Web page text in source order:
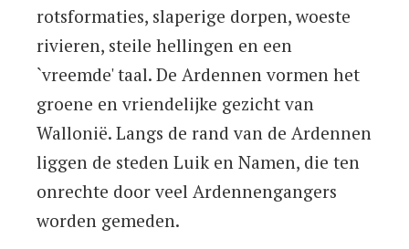
rotsformaties, slaperige dorpen, woeste
rivieren, steile hellingen en een
`vreemde' taal. De Ardennen vormen het
groene en vriendelijke gezicht van
Wallonië. Langs de rand van de Ardennen
liggen de steden Luik en Namen, die ten
onrechte door veel Ardennengangers
worden gemeden.